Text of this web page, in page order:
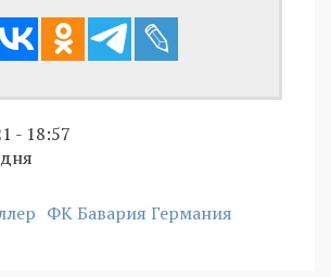
- 18:57
ФК Бавария Германия